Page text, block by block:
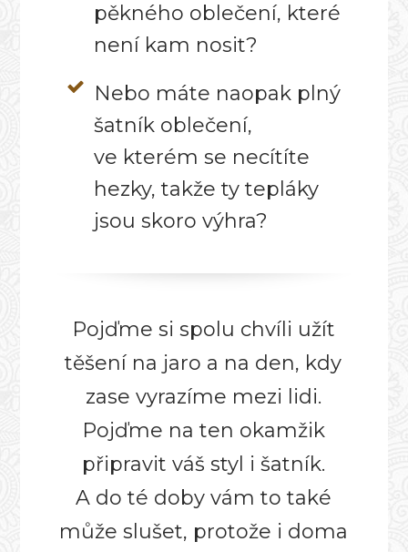
pěkného oblečení, které
není kam nosit?
Nebo máte naopak plný
šatník oblečení,
ve kterém se necítíte
hezky, takže ty tepláky
jsou skoro výhra?
Pojďme si spolu chvíli užít
těšení na jaro a na den, kdy
zase vyrazíme mezi lidi.
Pojďme na ten okamžik
připravit váš styl i šatník.
A do té doby vám to také
může slušet, protože i doma